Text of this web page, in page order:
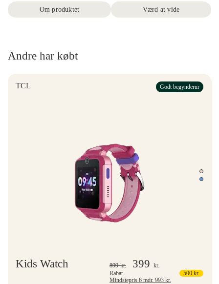
Om produktet Værd at vide
Andre har købt
TCL Godt begynderur
Kids Watch 899kr. 399 kr.
Rabat
500 kr.
Mindstepris 6 mdr. 993 kr.